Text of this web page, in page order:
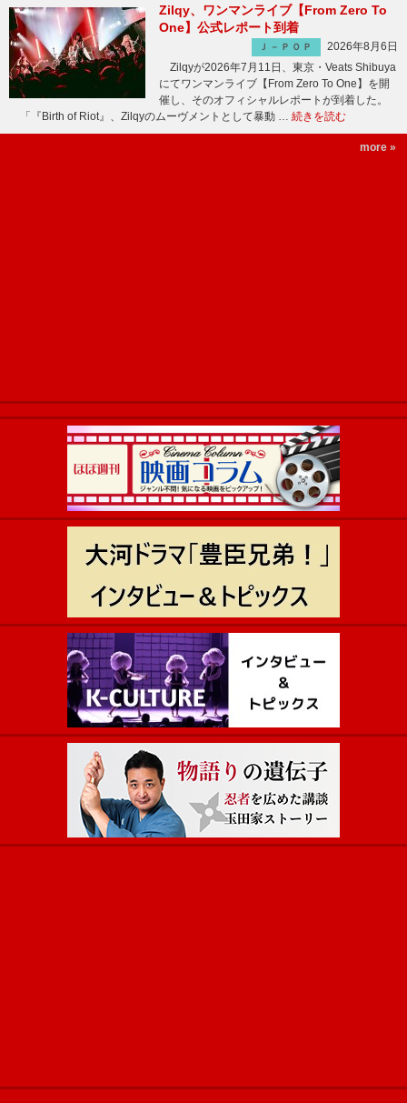
Zilqy、ワンマンライブ【From Zero To
One】公式レポート到着
Ｊ－ＰＯＰ
2026年8月6日
Zilqyが2026年7月11日、東京・Veats Shibuya
にてワンマンライブ【From Zero To One】を開
催し、そのオフィシャルレポートが到着した。
「『Birth of Riot』、Zilqyのムーヴメントとして暴動 … 続きを読む
more »